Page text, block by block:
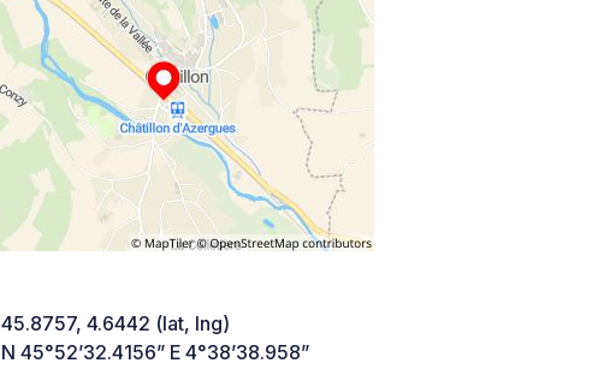
45.8757, 4.6442 (lat, lng)
N 45°52’32.4156” E 4°38’38.958”